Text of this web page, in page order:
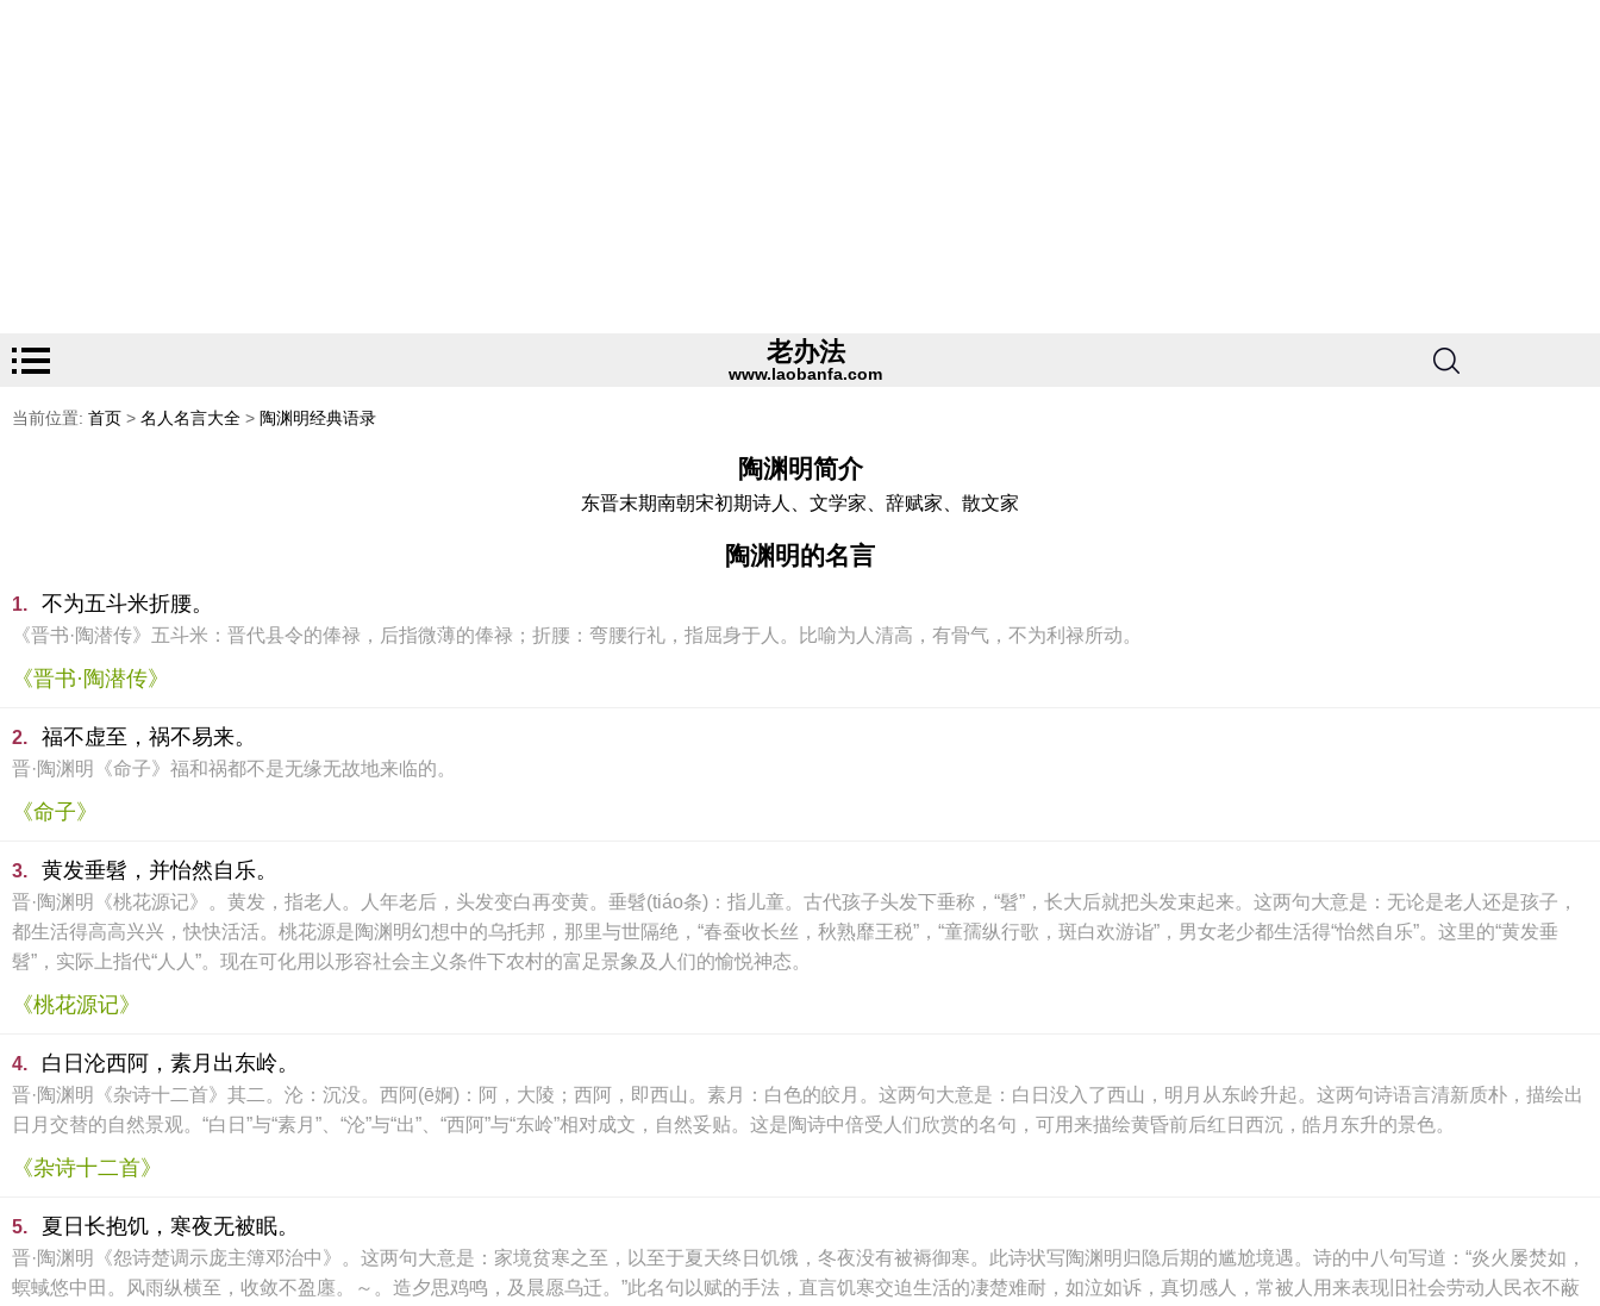
老办法
www.laobanfa.com
当前位置: 首页 > 名人名言大全 > 陶渊明经典语录
陶渊明简介
东晋末期南朝宋初期诗人、文学家、辞赋家、散文家
陶渊明的名言
1. 不为五斗米折腰。
《晋书·陶潜传》五斗米：晋代县令的俸禄，后指微薄的俸禄；折腰：弯腰行礼，指屈身于人。比喻为人清高，有骨气，不为利禄所动。
《晋书·陶潜传》
2. 福不虚至，祸不易来。
晋·陶渊明《命子》福和祸都不是无缘无故地来临的。
《命子》
3. 黄发垂髫，并怡然自乐。
晋·陶渊明《桃花源记》。黄发，指老人。人年老后，头发变白再变黄。垂髫(tiáo条)：指儿童。古代孩子头发下垂称，“髫”，长大后就把头发束起来。这两句大意是：无论是老人还是孩子，
都生活得高高兴兴，快快活活。桃花源是陶渊明幻想中的乌托邦，那里与世隔绝，“春蚕收长丝，秋熟靡王税”，“童孺纵行歌，斑白欢游诣”，男女老少都生活得“怡然自乐”。这里的“黄发垂
髫”，实际上指代“人人”。现在可化用以形容社会主义条件下农村的富足景象及人们的愉悦神态。
《桃花源记》
4. 白日沦西阿，素月出东岭。
晋·陶渊明《杂诗十二首》其二。沦：沉没。西阿(ē婀)：阿，大陵；西阿，即西山。素月：白色的皎月。这两句大意是：白日没入了西山，明月从东岭升起。这两句诗语言清新质朴，描绘出
日月交替的自然景观。“白日”与“素月”、“沦”与“出”、“西阿”与“东岭”相对成文，自然妥贴。这是陶诗中倍受人们欣赏的名句，可用来描绘黄昏前后红日西沉，皓月东升的景色。
《杂诗十二首》
5. 夏日长抱饥，寒夜无被眠。
晋·陶渊明《怨诗楚调示庞主簿邓治中》。这两句大意是：家境贫寒之至，以至于夏天终日饥饿，冬夜没有被褥御寒。此诗状写陶渊明归隐后期的尴尬境遇。诗的中八句写道：“炎火屡焚如，
螟蜮悠中田。风雨纵横至，收敛不盈廛。～。造夕思鸡鸣，及晨愿乌迁。”此名句以赋的手法，直言饥寒交迫生活的凄楚难耐，如泣如诉，真切感人，常被人用来表现旧社会劳动人民衣不蔽